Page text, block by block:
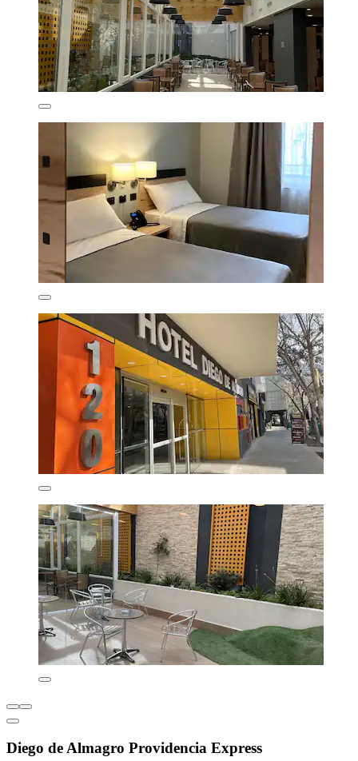
Diego de Almagro Providencia Express